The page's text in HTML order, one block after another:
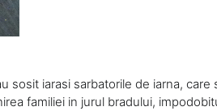
sosit iarasi sarbatorile de iarna, care
familiei in jurul bradului,